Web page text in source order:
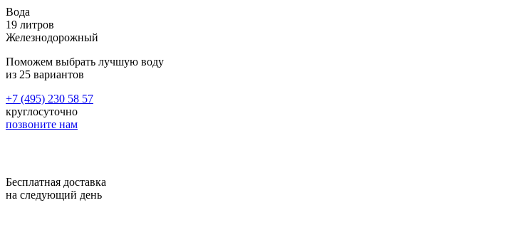
Вода
19 литров
Железнодорожный
Поможем выбрать лучшую воду
из 25 вариантов
+7 (495) 230 58 57
круглосуточно
позвоните нам
Бесплатная доставка
на следующий день